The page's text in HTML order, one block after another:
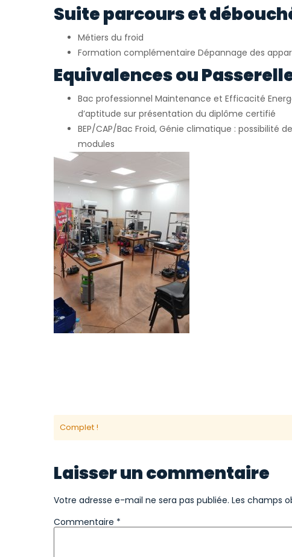
Suite parcours et
Métiers du froid
Formation complémentaire Dépannage des
Equivalences ou
Bac professionnel Maintenance et Efficacité
d’aptitude sur présentation du diplôme certifié
BEP/CAP/Bac Froid, Génie climatique : possibilité
modules
Complet !
Laisser un commentaire
Votre adresse e-mail ne sera pas publiée. Les champs
Commentaire *